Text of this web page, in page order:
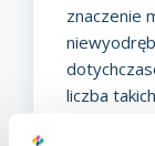
znaczenie
liczba